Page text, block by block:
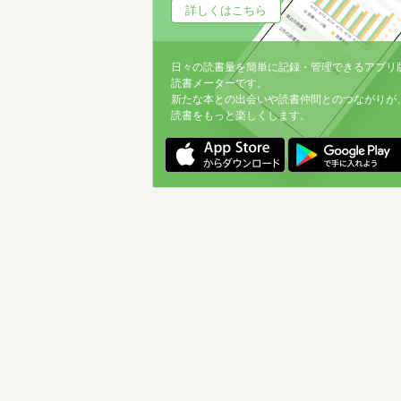
詳しくはこちら
日々の読書量を簡単に記録・管理できるアプリ
読書メーターです。
新たな本との出会いや読書仲間とのつながりが
読書をもっと楽しくします。